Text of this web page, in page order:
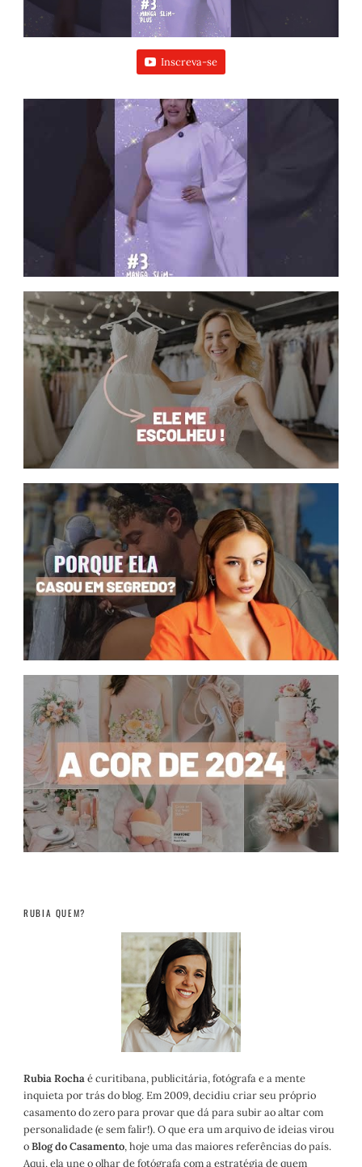
Inscreva-se
RUBIA QUEM?
Rubia Rochaé curitibana, publicitária, fotógrafa e a mente
inquieta por trás do blog. Em 2009, decidiu criar seu próprio
casamento do zero para provar que dá para subir ao altar com
personalidade (e sem falir!). O que era um arquivo de ideias virou
oBlog do Casamento, hoje uma das maiores referências do país.
Aqui, ela une o olhar de fotógrafa com a estratégia de quem